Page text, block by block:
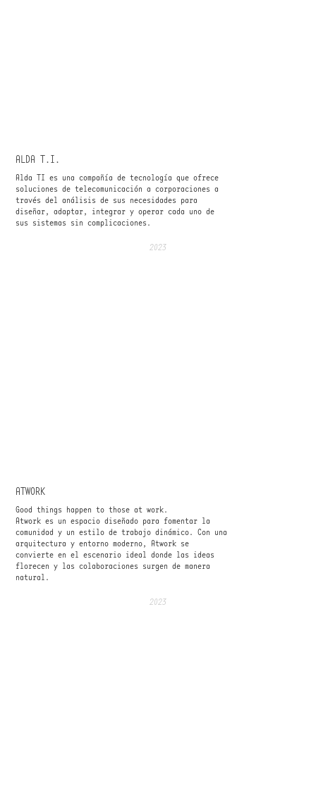
ALDA T.I.
Alda TI es una compañía de tecnología que ofrece
soluciones de telecomunicación a corporaciones a
través del análisis de sus necesidades para
diseñar, adaptar, integrar y operar cada uno de
sus sistemas sin complicaciones.
2023
ATWORK
Good things happen to those at work.
Atwork es un espacio diseñado para fomentar la
comunidad y un estilo de trabajo dinámico. Con una
arquitectura y entorno moderno, Atwork se
convierte en el escenario ideal donde las ideas
florecen y las colaboraciones surgen de manera
natural.
2023